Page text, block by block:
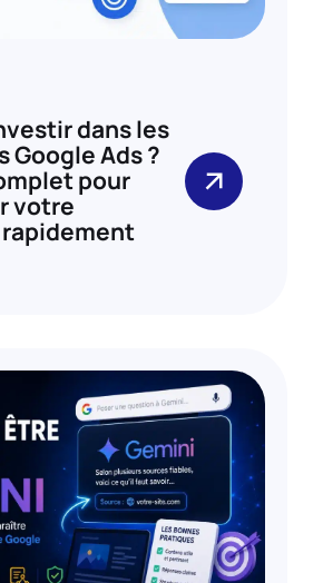
dans les
Google Ads ?
pour
votre